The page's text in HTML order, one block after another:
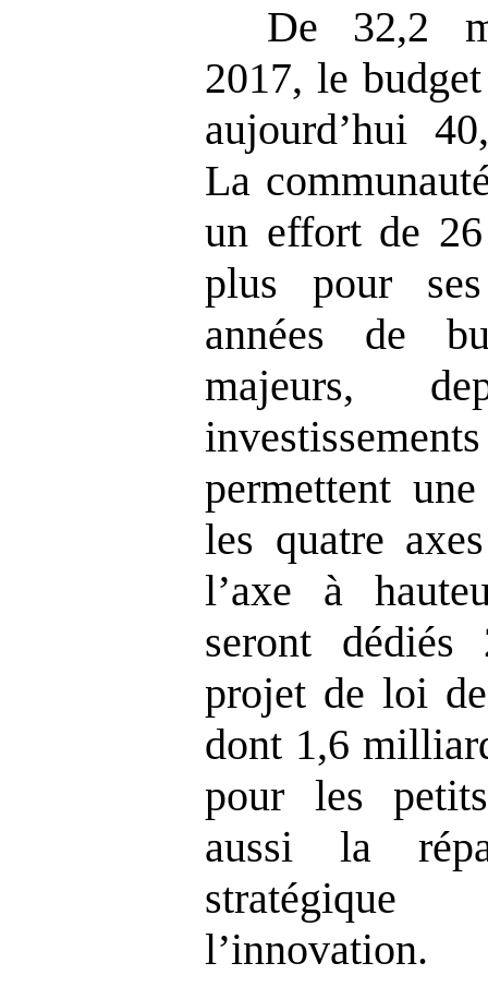
De 32,2
2017, le
aujourd’hui
La
un effort de
plus pour
années de
majeurs,
permettent
les quatre
l’axe à
seront
projet de loi
dont 1,6
pour les
aussi la
l’innovation.